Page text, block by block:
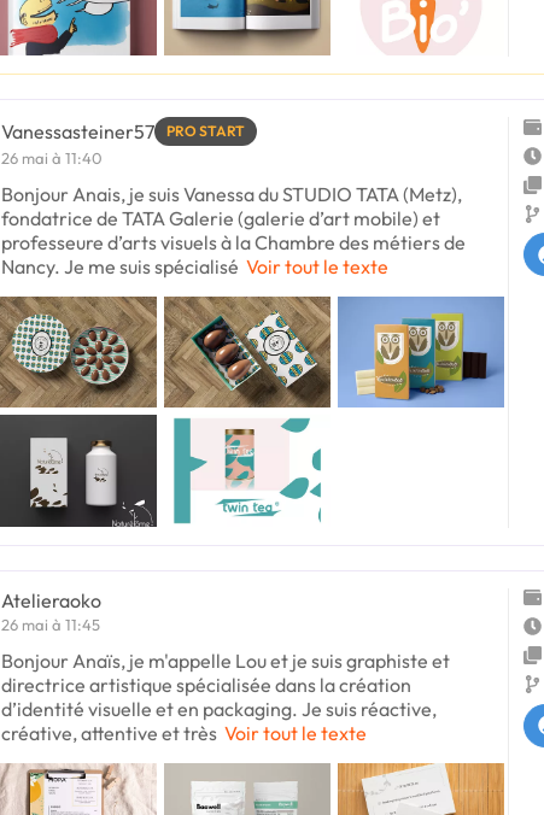
Vanessasteiner57 PRO START
26 mai à 11:40
Bonjour Anais, je suis Vanessa du STUDIO TATA (Metz),
fondatrice de TATA Galerie (galerie d’art mobile) et
professeure d’arts visuels à la Chambre des métiers de
Nancy. Je me suis spécialisé Voir tout le texte
Atelieraoko
26 mai à 11:45
Bonjour Anaïs, je m'appelle Lou et je suis graphiste et
directrice artistique spécialisée dans la création
d’identité visuelle et en packaging. Je suis réactive,
créative, attentive et très Voir tout le texte